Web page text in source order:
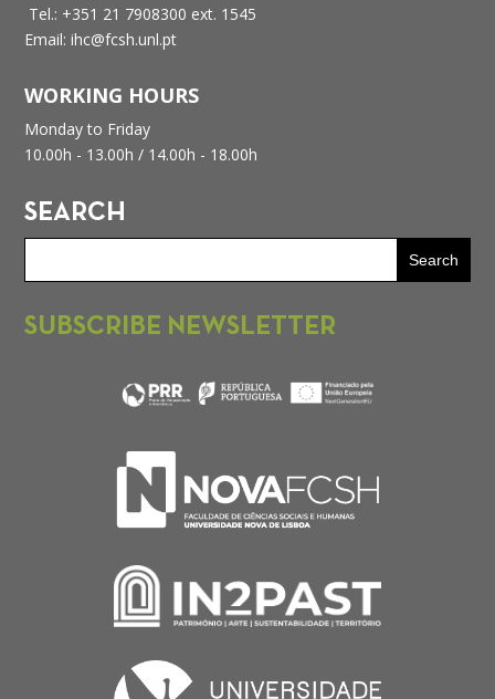
Tel.: +351 21 7908300 ext. 1545
Email: ihc@fcsh.unl.pt
WORKING HOURS
Monday to Friday
10.00h - 13.00h / 14.00h - 18.00h
SEARCH
SUBSCRIBE NEWSLETTER